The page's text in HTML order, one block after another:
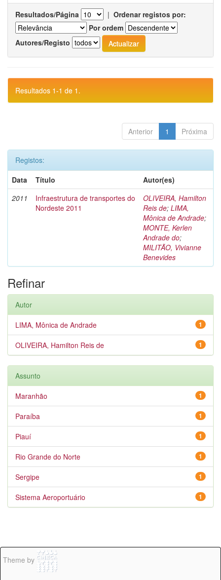
Resultados/Página | Ordenar registos por:
Por ordem
Autores/Registo
Resultados 1-1 de 1.
Anterior 1 Próxima
Registos:
Data
Título
Autor(es)
2011
Infraestrutura de transportes do
Nordeste 2011
OLIVEIRA, Hamilton
Reis de; LIMA,
Mônica de Andrade;
MONTE, Kerlen
Andrade do;
MILITÃO, Vivianne
Benevides
Refinar
Autor
1
LIMA, Mônica de Andrade
1
OLIVEIRA, Hamilton Reis de
Assunto
1
Maranhão
1
Paraíba
1
Piauí
1
Rio Grande do Norte
1
Sergipe
1
Sistema Aeroportuário
Theme by